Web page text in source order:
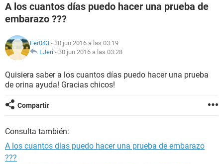
FAMILIA
NUTRICIÓN
SEXUALIDAD
A los cuantos días puedo hacer una prueba de
embarazo ???
Fer043 - 30 jun 2016 a las 03:19
LJeri - 30 jun 2016 a las 03:28
Quisiera saber a los cuantos días puedo hacer una prueba
de orina ayuda! Gracias chicos!
Compartir
Consulta también:
A los cuantos días puedo hacer una prueba de embarazo
???